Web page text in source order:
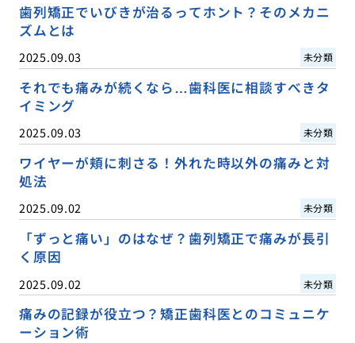
歯列矯正でいびきが治るってホント？そのメカニ
ズムとは
2025.09.03 未分類
それでも痛みが続くなら…歯科医に相談すべきタ
イミング
2025.09.03 未分類
ワイヤーが頬に刺さる！外れた時以外の痛みと対
処法
2025.09.02 未分類
「ずっと痛い」のはなぜ？歯列矯正で痛みが長引
く原因
2025.09.02 未分類
痛みの記録が役立つ？矯正歯科医とのコミュニケ
ーション術